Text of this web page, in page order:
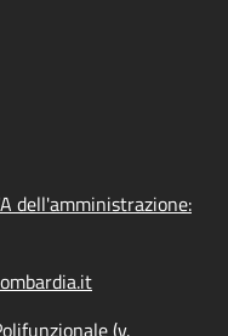
dell'amministrazione:
(v.